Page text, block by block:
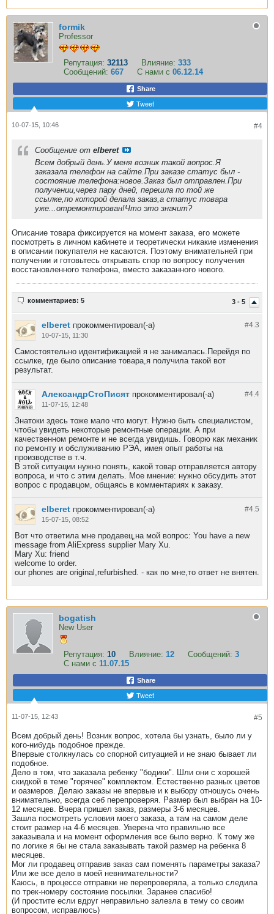
formik
Professor
Репутация: 32113 Влияние: 333
Сообщений: 667 С нами с 06.12.14
Share
Tweet
#4
10-07-15, 10:46
Сообщение от elberet
Всем добрый день.У меня возник такой вопрос.Я
заказала телефон на сайте.При заказе статус был -
состояние телефона:новое.Заказ был отправлен.При
получении,через пару дней, перешла по той же
ссылке,по которой делала заказ,а статус товара
уже...отремонтирован!Что это значит?
Описание товара фиксируется на момент заказа, его можете
посмотреть в личном кабинете и теоретически никакие изменения
в описании покупателя не касаются. Поэтому внимательней при
получении и готовьтесь открывать спор по вопросу получения
восстановленного телефона, вместо заказанного нового.
3 - 5
комментариев: 5
#4.3
elberet прокомментировал(-а)
10-07-15, 11:30
Самостоятельно идентификацией я не занималась.Перейдя по
ссылке, где было описание товара,я получила такой вот
результат.
#4.4
АлександрСтоПисят прокомментировал(-а)
11-07-15, 12:48
Знатоки здесь тоже мало что могут. Нужно быть специалистом,
чтобы увидеть некоторые ремонтные операции. А при
качественном ремонте и не всегда увидишь. Говорю как механик
по ремонту и обслуживанию РЭА, имея опыт работы на
производстве в т.ч.
В этой ситуации нужно понять, какой товар отправляется автору
вопроса, и что с этим делать. Мое мнение: нужно обсудить этот
вопрос с продавцом, общаясь в комментариях к заказу.
#4.5
elberet прокомментировал(-а)
15-07-15, 08:52
Вот что ответила мне продавец,на мой вопрос: You have a new
message from AliExpress supplier Mary Xu.
Mary Xu: friend
welcome to order.
our phones are original,refurbished. - как по мне,то ответ не внятен.
bogatish
New User
Репутация: 10 Влияние: 12 Сообщений: 3
С нами с 11.07.15
Share
Tweet
#5
11-07-15, 12:43
Всем добрый день! Возник вопрос, хотела бы узнать, было ли у
кого-нибудь подобное прежде.
Впервые столкнулась со спорной ситуацией и не знаю бывает ли
подобное.
Дело в том, что заказала ребенку "бодики". Шли они с хорошей
скидкой в теме "горячее" комплектом. Естественно разных цветов
и оазмеров. Делаю заказы не впервые и к выбору отношусь очень
внимательно, всегда себ перепроверяя. Размер был выбран на 10-
12 месяцев. Вчера пришел заказ, размеры 3-6 месяцев.
Зашла посмотреть условия моего заказа, а там на самом деле
стоит размер на 4-6 месяцев. Уверена что правильно все
заказывала и на момент оформления все было верно. К тому же
по логике я бы не стала заказывать такой размер на ребенка 8
месяцев.
Мог ли продавец отправив заказ сам поменять параметры заказа?
Или же все дело в моей невнимательности?
Каюсь, в процессе отправки не перепроверяла, а только следила
по трек-номеру состояние посылки. Заранее спасибо!
(И простите если вдруг неправильно залезла в тему со своим
вопросом, исправлюсь)